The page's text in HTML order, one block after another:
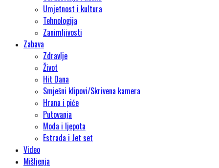
Umjetnost i kultura
Tehnologija
Zanimljivosti
Zabava
Zdravlje
Život
Hit Dana
Smješni klipovi/Skrivena kamera
Hrana i piće
Putovanja
Moda i ljepota
Estrada i Jet set
Video
Mišljenja